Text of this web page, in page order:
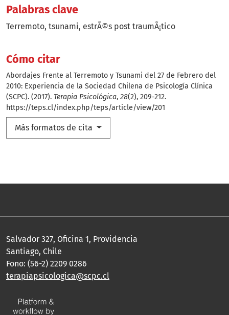
Palabras clave
Terremoto tsunami estrÃ©s post traumÃ¡tico
Cómo citar
Abordajes Frente al Terremoto y Tsunami del 27 de Febrero del
2010: Experiencia de la Sociedad Chilena de Psicología Clínica
(SCPC). (2017). Terapia Psicológica, 28(2), 209-212.
https://teps.cl/index.php/teps/article/view/201
Más formatos de cita
Salvador 327, Oficina 1, Providencia
Santiago, Chile
Fono: (56-2) 2209 0286
terapiapsicologica@scpc.cl